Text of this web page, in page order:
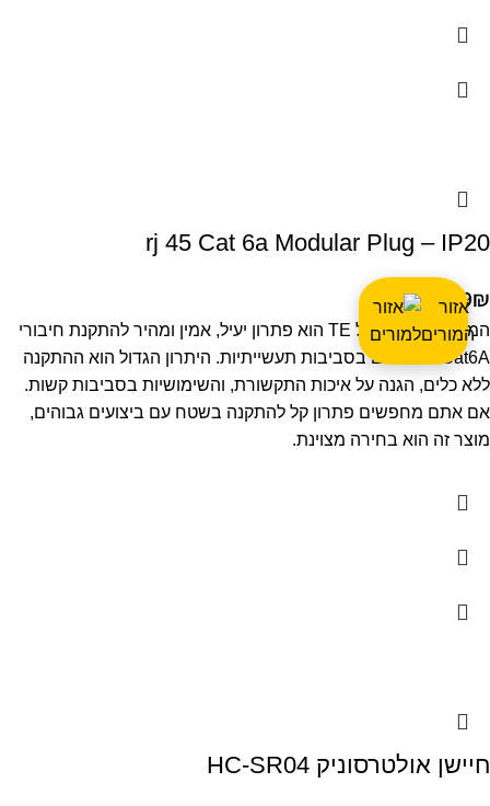
אזור
המורים
rj 45 Cat 6a Modular Plug – IP20
199₪
המאריך החדש של TE הוא פתרון יעיל, אמין ומהיר להתקנת חיבורי
Ethernet Cat6A בסביבות תעשייתיות. היתרון הגדול הוא ההתקנה
ללא כלים, הגנה על איכות התקשורת, והשימושיות בסביבות קשות.
אם אתם מחפשים פתרון קל להתקנה בשטח עם ביצועים גבוהים,
מוצר זה הוא בחירה מצוינת.
חיישן אולטרסוניק HC-SR04